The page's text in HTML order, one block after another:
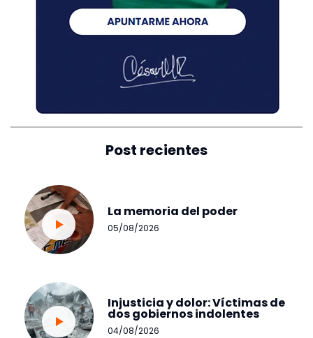
Post recientes
La memoria del poder
05/08/2026
Injusticia y dolor: Víctimas de
dos gobiernos indolentes
04/08/2026